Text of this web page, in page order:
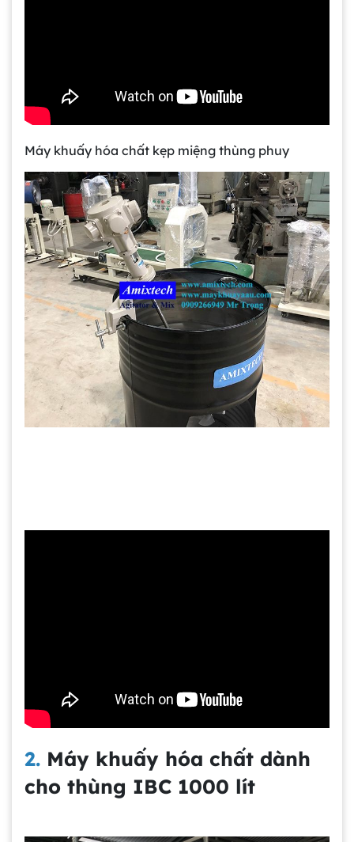
Máy khuấy hóa chất kẹp miệng thùng phuy
2. Máy khuấy hóa chất dành
cho thùng IBC 1000 lít